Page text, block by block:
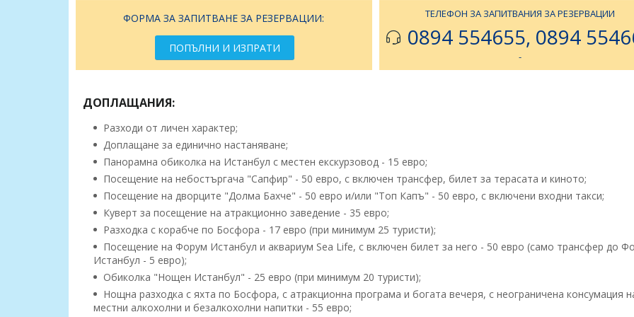
ФОРМА ЗА ЗАПИТВАНЕ ЗА РЕЗЕРВАЦИИ:
ПОПЪЛНИ И ИЗПРАТИ
ТЕЛЕФОН ЗА ЗАПИТВАНИЯ ЗА РЕЗЕРВАЦИИ
0894 554655, 0894
-
ДОПЛАЩАНИЯ:
Разходи от личен характер;
Доплащане за единично настаняване;
Панорамна обиколка на Истанбул с местен екскурзовод - 15 евро;
Посещение на небостъргача "Сапфир" - 50 евро, с включен трансфер, билет за терасата и киното;
Посещение на дворците "Долма Бахче" - 50 евро и/или "Топ Капъ" - 50 евро, с включени входни такси;
Куверт за посещение на атракционно заведение - 35 евро;
Разходка с корабче по Босфора - 17 евро (при минимум 25 туристи);
Посещение на Форум Истанбул и аквариум Sea Life, с включен билет за него - 50 евро (само трансфер до
Истанбул - 5 евро);
Обиколка "Нощен Истанбул" - 25 евро (при минимум 20 туристи);
Нощна разходка с яхта по Босфора, с атракционна програма и богата вечеря, с неограничена консумация
местни алкохолни и безалкохолни напитки - 55 евро;